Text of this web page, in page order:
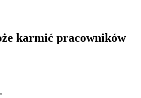
karmić pracowników